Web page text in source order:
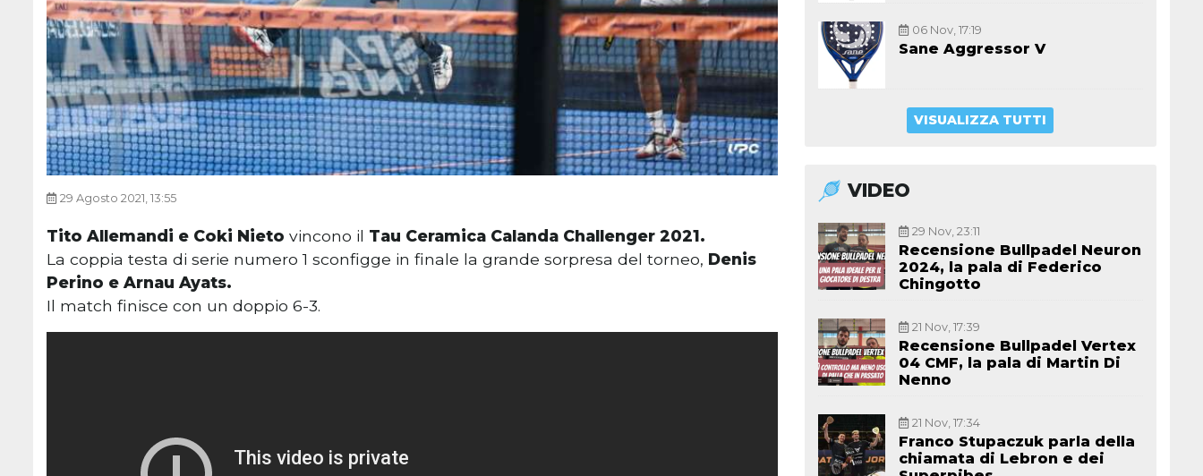
29 Agosto 2021, 13:55
Tito Allemandi e Coki Nieto vincono il Tau Ceramica Calanda Challenger 2021.
La coppia testa di serie numero 1 sconfigge in finale la grande sorpresa del torneo, Denis
Perino e Arnau Ayats.
Il match finisce con un doppio 6-3.
06 Nov, 17:19
Sane Aggressor V
VISUALIZZA TUTTI
VIDEO
29 Nov, 23:11
Recensione Bullpadel Neuron
2024, la pala di Federico
Chingotto
21 Nov, 17:39
Recensione Bullpadel Vertex
04 CMF, la pala di Martin Di
Nenno
21 Nov, 17:34
Franco Stupaczuk parla della
chiamata di Lebron e dei